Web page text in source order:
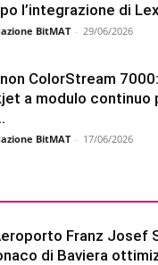
l’integrazione di
BitMAT - 29/06/2026
ColorStream
a modulo continuo
BitMAT - 17/06/2026
Franz Josef
di Baviera